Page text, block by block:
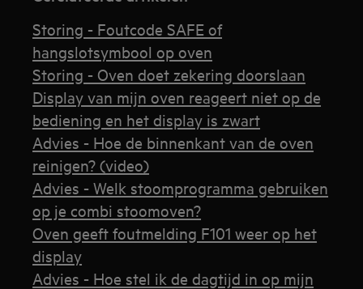
Storing - Foutcode SAFE of
hangslotsymbool op oven
Storing - Oven doet zekering doorslaan
Display van mijn oven reageert niet op de
bediening en het display is zwart
Advies - Hoe de binnenkant van de oven
reinigen? (video)
Advies - Welk stoomprogramma gebruiken
op je combi stoomoven?
Oven geeft foutmelding F101 weer op het
display
Advies - Hoe stel ik de dagtijd in op mijn